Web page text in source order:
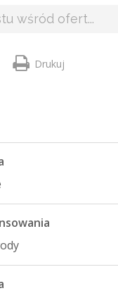
Drukuj